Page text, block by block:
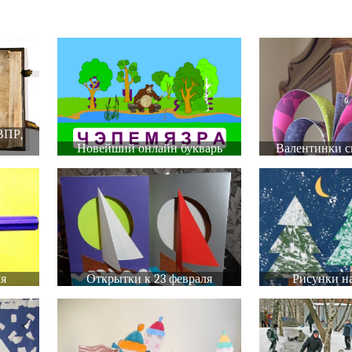
Новейший онлайн букварь
Валентинки
Открытки к 23 февраля Рисунки